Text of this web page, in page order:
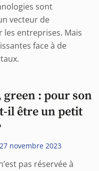
sont
vecteur de
entreprises. Mais
face à de
green : pour son
il être un petit
27 novembre 2023
pas réservée à